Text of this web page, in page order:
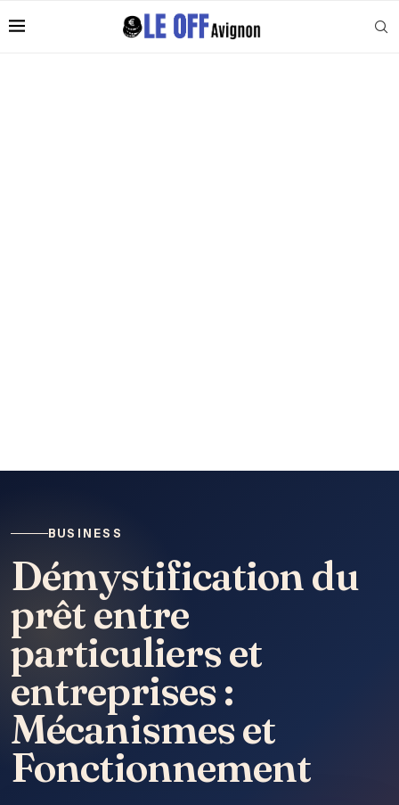
BUSINESS
Démystification du
prêt entre
particuliers et
entreprises :
Mécanismes et
Fonctionnement